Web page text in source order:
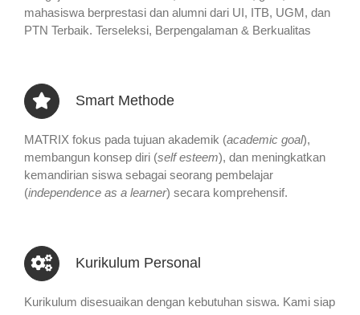
mahasiswa berprestasi dan alumni dari UI, ITB, UGM, dan
PTN Terbaik. Terseleksi, Berpengalaman & Berkualitas
Smart Methode
MATRIX fokus pada tujuan akademik (academic goal),
membangun konsep diri (self esteem), dan meningkatkan
kemandirian siswa sebagai seorang pembelajar
(independence as a learner) secara komprehensif.
Kurikulum Personal
Kurikulum disesuaikan dengan kebutuhan siswa. Kami siap